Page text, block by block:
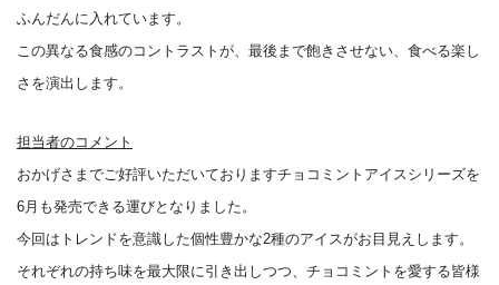
ふんだんに入れています。
この異なる食感のコントラストが、最後まで飽きさせない、食べる楽し
さを演出します。
担当者のコメント
おかげさまでご好評いただいておりますチョコミントアイスシリーズを
6月も発売できる運びとなりました。
今回はトレンドを意識した個性豊かな2種のアイスがお目見えします。
それぞれの持ち味を最大限に引き出しつつ、チョコミントを愛する皆様